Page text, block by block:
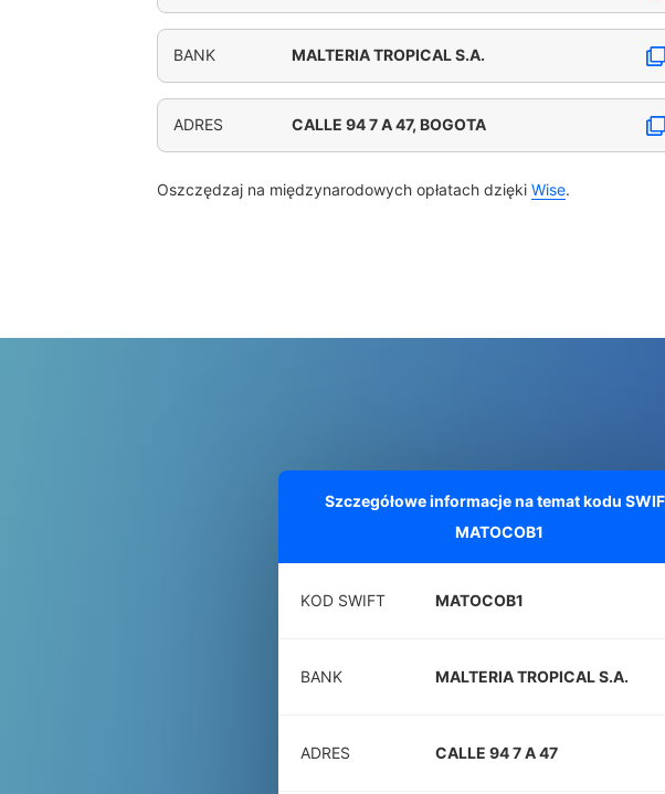
BANK MALTERIA TROPICAL S.A.
ADRES CALLE 94 7 A 47, BOGOTA
Oszczędzaj na międzynarodowych opłatach dzięki Wise.
Szczegółowe informacje na temat kodu
MATOCOB1
KOD SWIFT MATOCOB1
BANK MALTERIA TROPICAL S.A.
ADRES CALLE 94 7 A 47